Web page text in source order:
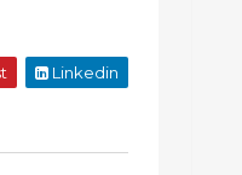
Linkedin